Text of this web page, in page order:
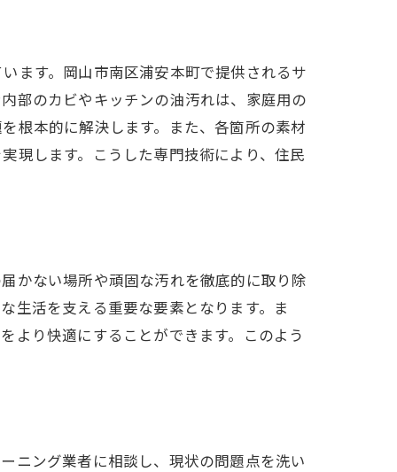
ます。岡山市南区浦安本町で提供されるサ
部のカビやキッチンの油汚れは、家庭用の
根本的に解決します。また、各箇所の素材
現します。こうした専門技術により、住民
かない場所や頑固な汚れを徹底的に取り除
生活を支える重要な要素となります。ま
より快適にすることができます。このよう
ニング業者に相談し、現状の問題点を洗い